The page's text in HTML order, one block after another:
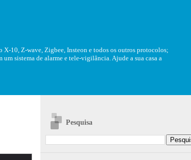
10, Z-wave, Zigbee, Insteon e todos os outros protocolos;
sistema de alarme e tele-vigilância. Ajude a sua casa a
Pesquisa